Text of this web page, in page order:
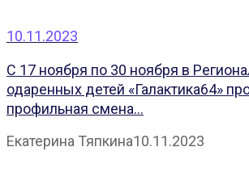
10.11.2023
С 17 ноября по 30 ноября в
одаренных детей «Галактика64»
профильная смена...
Екатерина Тяпкина10.11.2023